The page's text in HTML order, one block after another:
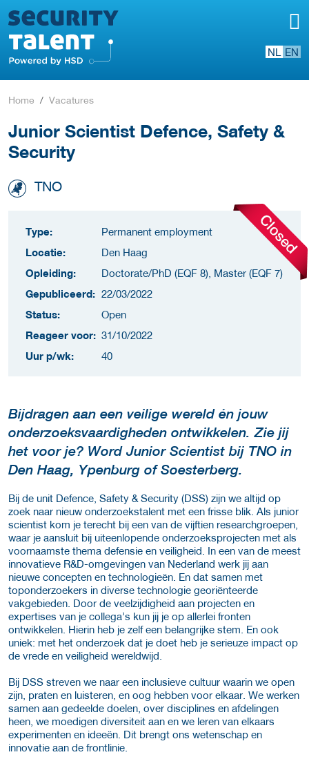
NL EN
Home Vacatures
Junior Scientist Defence, Safety &
Security
TNO
Type:
Permanent employment
Locatie:
Den Haag
Opleiding:
Doctorate/PhD (EQF 8), Master (EQF 7)
Gepubliceerd: 22/03/2022
Status:
Open
Reageer voor: 31/10/2022
Uur p/wk:
40
Bijdragen aan een veilige wereld én jouw
onderzoeksvaardigheden ontwikkelen. Zie jij
het voor je? Word Junior Scientist bij TNO in
Den Haag, Ypenburg of Soesterberg.
Bij de unit Defence, Safety & Security (DSS) zijn we altijd op
zoek naar nieuw onderzoekstalent met een frisse blik. Als junior
scientist kom je terecht bij een van de vijftien researchgroepen,
waar je aansluit bij uiteenlopende onderzoeksprojecten met als
voornaamste thema defensie en veiligheid. In een van de meest
innovatieve R&D-omgevingen van Nederland werk jij aan
nieuwe concepten en technologieën. En dat samen met
toponderzoekers in diverse technologie georiënteerde
vakgebieden. Door de veelzijdigheid aan projecten en
expertises van je collega’s kun jij je op allerlei fronten
ontwikkelen. Hierin heb je zelf een belangrijke stem. En ook
uniek: met het onderzoek dat je doet heb je serieuze impact op
de vrede en veiligheid wereldwijd.
Bij DSS streven we naar een inclusieve cultuur waarin we open
zijn, praten en luisteren, en oog hebben voor elkaar. We werken
samen aan gedeelde doelen, over disciplines en afdelingen
heen, we moedigen diversiteit aan en we leren van elkaars
experimenten en ideeën. Dit brengt ons wetenschap en
innovatie aan de frontlinie.